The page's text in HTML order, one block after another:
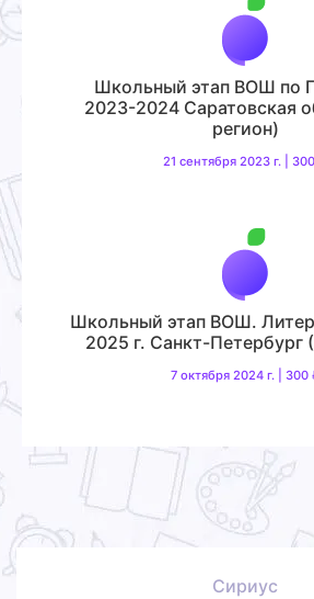
Школьный этап ВОШ по
2023-2024 Саратовская
регион)
21 сентября 2023 г. |
Школьный этап ВОШ.
2025 г. Санкт-Петербург
7 октября 2024 г. | 300
Сириус